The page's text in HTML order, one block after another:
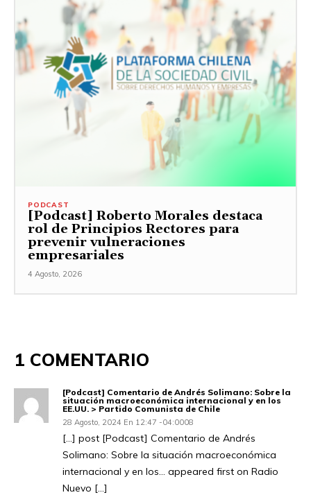
PODCAST
[Podcast] Roberto Morales destaca
rol de Principios Rectores para
prevenir vulneraciones
empresariales
4 Agosto, 2026
1 COMENTARIO
[Podcast] Comentario de Andrés Solimano: Sobre la
situación macroeconómica internacional y en los
EE.UU. > Partido Comunista de Chile
28 Agosto, 2024 En 12:47 -04:0008
[…] post [Podcast] Comentario de Andrés
Solimano: Sobre la situación macroeconómica
internacional y en los… appeared first on Radio
Nuevo […]